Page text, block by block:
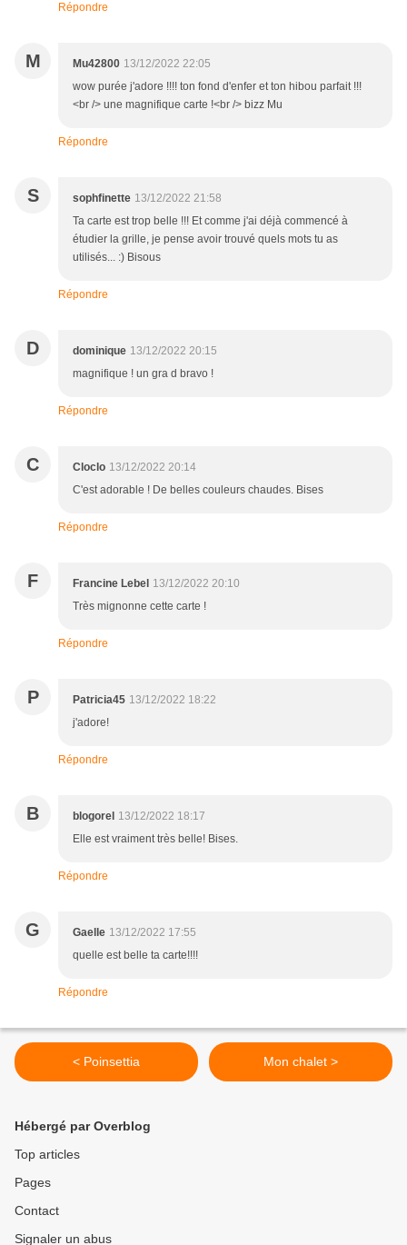
Répondre
M Mu42800 13/12/2022 22:05
wow purée j'adore !!!! ton fond d'enfer et ton hibou parfait !!!
<br /> une magnifique carte !<br /> bizz Mu
Répondre
S sophfinette 13/12/2022 21:58
Ta carte est trop belle !!! Et comme j'ai déjà commencé à
étudier la grille, je pense avoir trouvé quels mots tu as
utilisés... :) Bisous
Répondre
D dominique 13/12/2022 20:15
magnifique ! un gra d bravo !
Répondre
C Cloclo 13/12/2022 20:14
C'est adorable ! De belles couleurs chaudes. Bises
Répondre
F Francine Lebel 13/12/2022 20:10
Très mignonne cette carte !
Répondre
P Patricia45 13/12/2022 18:22
j'adore!
Répondre
B blogorel 13/12/2022 18:17
Elle est vraiment très belle! Bises.
Répondre
G Gaelle 13/12/2022 17:55
quelle est belle ta carte!!!!
Répondre
< Poinsettia Mon chalet >
Hébergé par Overblog
Top articles
Pages
Contact
Signaler un abus